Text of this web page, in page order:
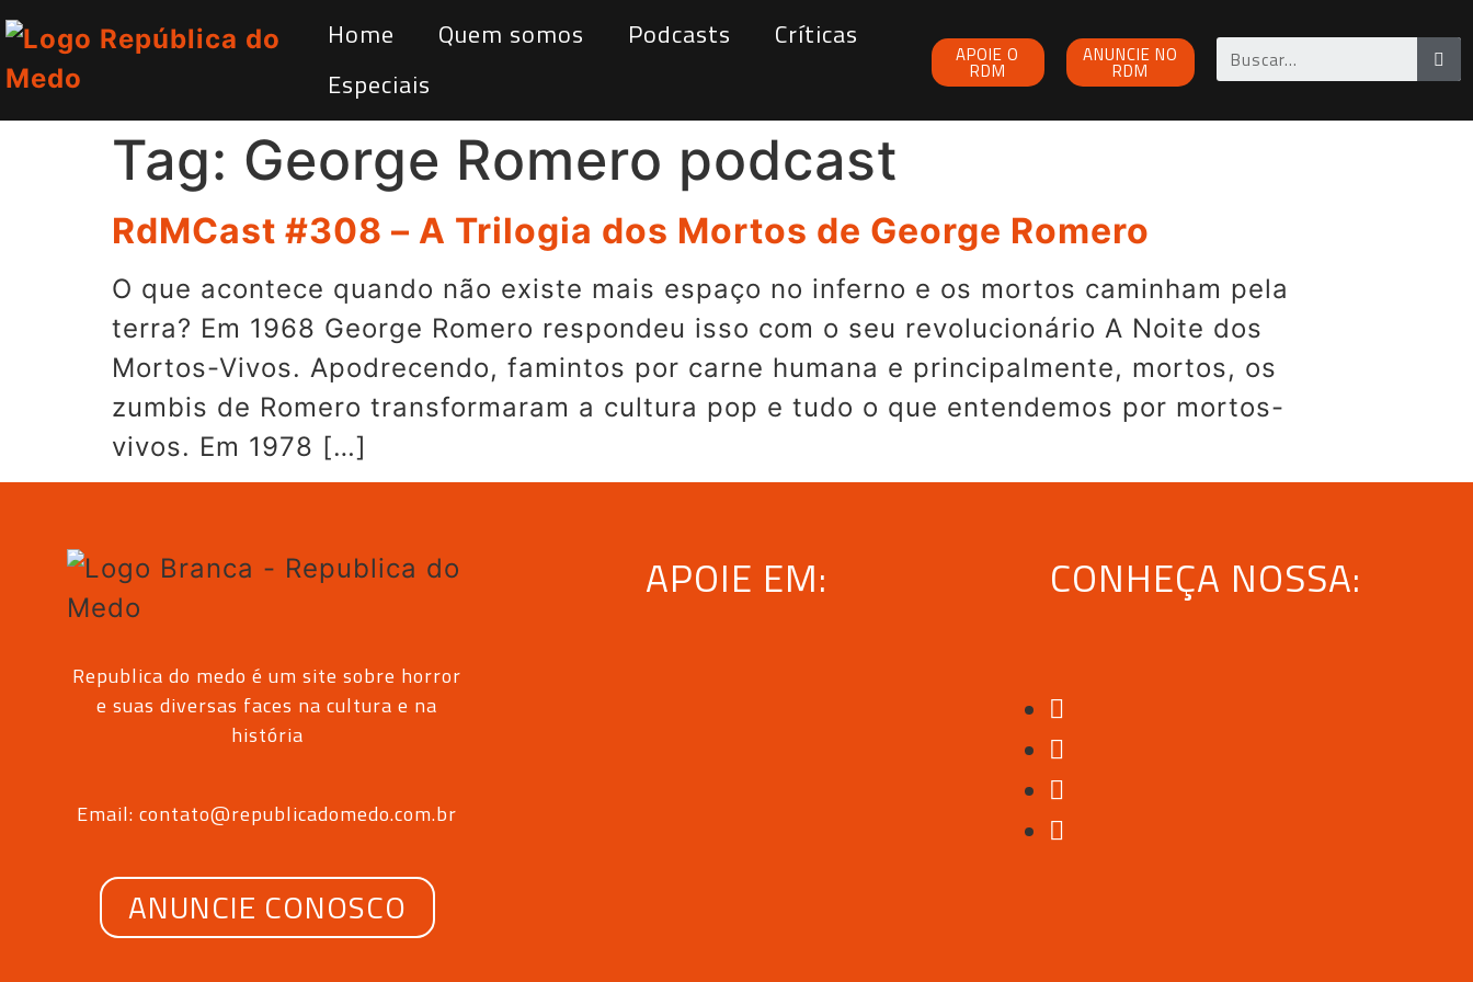
Home Quem somos Podcasts
Críticas
Especiais
APOIE O
RDM
ANUNCIE NO
RDM
Tag: George Romero podcast
RdMCast #308 – A Trilogia dos Mortos de George Romero
O que acontece quando não existe mais espaço no inferno e os mortos caminham pela
terra? Em 1968 George Romero respondeu isso com o seu revolucionário A Noite dos
Mortos-Vivos. Apodrecendo, famintos por carne humana e principalmente, mortos, os
zumbis de Romero transformaram a cultura pop e tudo o que entendemos por mortos-
vivos. Em 1978 […]
Republica do medo é um site sobre horror
e suas diversas faces na cultura e na
história
Email: contato@republicadomedo.com.br
ANUNCIE CONOSCO
APOIE EM: CONHEÇA NOSSA: